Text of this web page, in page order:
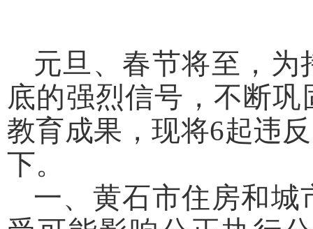
元旦、春节将至，
底的强烈信号，不断
教育成果，现将6起违
下。
一、黄石市住房和